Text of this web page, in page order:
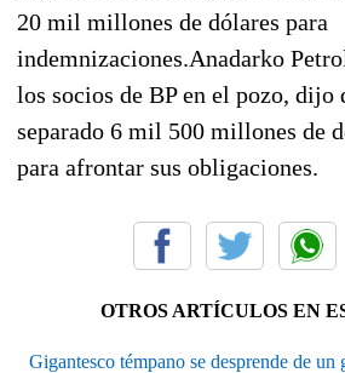
20 mil millones de dólares para
indemnizaciones.Anadarko
los socios de BP en el pozo, dijo
separado 6 mil 500 millones de
para afrontar sus obligaciones.
OTROS ARTÍCULOS EN
Gigantesco témpano se desprende de